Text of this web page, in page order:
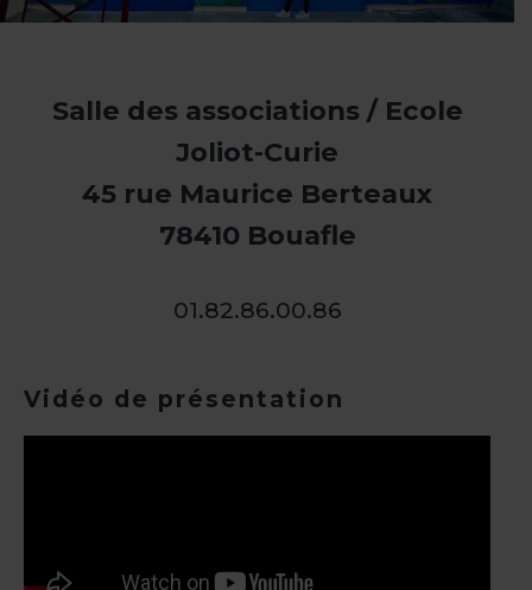
Salle des associations / Ecole
Joliot-Curie
45 rue Maurice Berteaux
78410 Bouafle
01.82.86.00.86
Vidéo de présentation